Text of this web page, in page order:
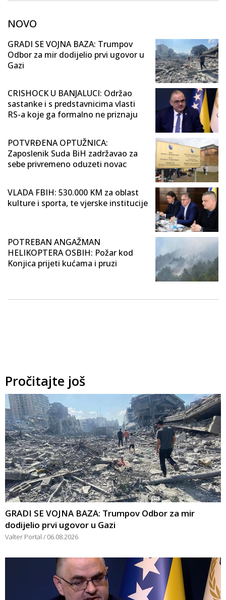
NOVO
GRADI SE VOJNA BAZA: Trumpov
Odbor za mir dodijelio prvi ugovor u
Gazi
CRISHOCK U BANJALUCI: Održao
sastanke i s predstavnicima vlasti
RS-a koje ga formalno ne priznaju
POTVRĐENA OPTUŽNICA:
Zaposlenik Suda BiH zadržavao za
sebe privremeno oduzeti novac
VLADA FBIH: 530.000 KM za oblast
kulture i sporta, te vjerske institucije
POTREBAN ANGAŽMAN
HELIKOPTERA OSBIH: Požar kod
Konjica prijeti kućama i pruzi
Pročitajte još
GRADI SE VOJNA BAZA: Trumpov Odbor za mir
dodijelio prvi ugovor u Gazi
Valter Portal 06.08.2026